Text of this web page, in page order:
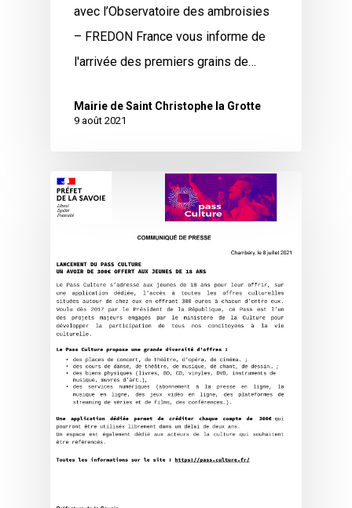
avec l’Observatoire des ambroisies
– FREDON France vous informe de
l'arrivée des premiers grains de…
Mairie de Saint Christophe la Grotte
9 août 2021